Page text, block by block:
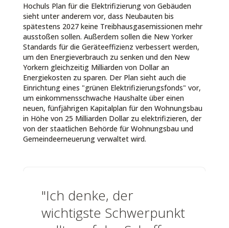
Hochuls Plan für die Elektrifizierung von Gebäuden
sieht unter anderem vor, dass Neubauten bis
spätestens 2027 keine Treibhausgasemissionen mehr
ausstoßen sollen. Außerdem sollen die New Yorker
Standards für die Geräteeffizienz verbessert werden,
um den Energieverbrauch zu senken und den New
Yorkern gleichzeitig Milliarden von Dollar an
Energiekosten zu sparen. Der Plan sieht auch die
Einrichtung eines "grünen Elektrifizierungsfonds" vor,
um einkommensschwache Haushalte über einen
neuen, fünfjährigen Kapitalplan für den Wohnungsbau
in Höhe von 25 Milliarden Dollar zu elektrifizieren, der
von der staatlichen Behörde für Wohnungsbau und
Gemeindeerneuerung verwaltet wird.
"Ich denke, der
wichtigste Schwerpunkt